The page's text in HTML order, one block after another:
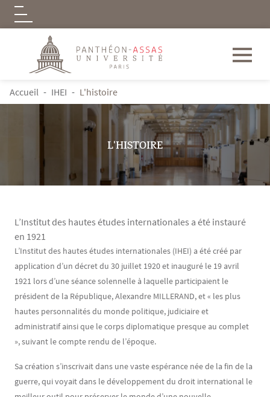
Aller au contenu principal
Logo
FIL D'ARIANE
Accueil IHEI L'histoire
L'HISTOIRE
L’Institut des hautes études internationales a été instauré
en 1921
Contenu
Texte
L’Institut des hautes études internationales (IHEI) a été créé par
application d’un décret du 30 juillet 1920 et inauguré le 19 avril
1921 lors d’une séance solennelle à laquelle participaient le
président de la République, Alexandre MILLERAND, et « les plus
hautes personnalités du monde politique, judiciaire et
administratif ainsi que le corps diplomatique presque au complet
», suivant le compte rendu de l’époque.
Sa création s’inscrivait dans une vaste espérance née de la fin de la
guerre, qui voyait dans le développement du droit international le